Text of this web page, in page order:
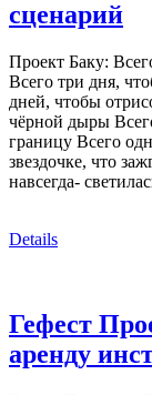
сценарий
Проект Баку:
Всего три дня,
дней, чтобы
чёрной дыры
границу Всего
звездочке, что
навсегда-
Details
Гефест
аренду